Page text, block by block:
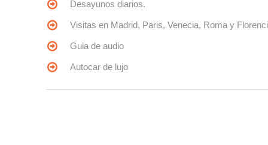
Desayunos diarios.
Visitas en Madrid, Paris, Venecia, Roma y
Guia de audio
Autocar de lujo